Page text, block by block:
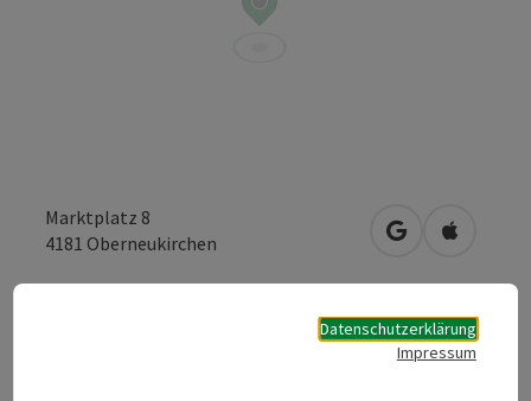
Marktplatz 8
4181 Oberneukirchen in Googlein Apple
Datenschutzerklärung
Impressum